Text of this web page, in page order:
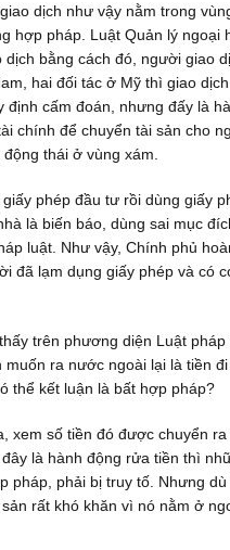
dịch như vậy nằm trong
hợp pháp. Luật Quản lý ngoại
bằng cách đó, người giao
hai đối tác ở Mỹ thì giao dịch
định cấm đoán, nhưng đấy là
chính để chuyển tài sản cho
thái ở vùng xám.
phép đầu tư rồi dùng giấy
là biến báo, dùng sai mục
luật. Như vậy, Chính phủ
đã lạm dụng giấy phép và có
trên phương diện Luật pháp
muốn ra nước ngoài lại là tiền
thể kết luận là bất hợp pháp?
xem số tiền đó được chuyển
là hành động rửa tiền thì
pháp, phải bị truy tố. Nhưng
rất khó khăn vì nó nằm ở